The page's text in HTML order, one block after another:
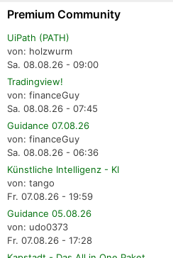
Premium Community
UiPath (PATH)
von: holzwurm
Sa. 08.08.26 - 09:00
Tradingview!
von: financeGuy
Sa. 08.08.26 - 07:45
Guidance 07.08.26
von: financeGuy
Sa. 08.08.26 - 06:36
Künstliche Intelligenz - KI
von: tango
Fr. 07.08.26 - 19:59
Guidance 05.08.26
von: udo0373
Fr. 07.08.26 - 17:28